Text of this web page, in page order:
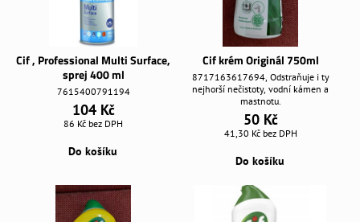
Cif , Professional Multi Surface,
sprej 400 ml
7615400791194
104 Kč
86 Kč bez DPH
Do košíku
Cif krém Originál 750ml
8717163617694, Odstraňuje i ty
nejhorší nečistoty, vodní kámen a
mastnotu.
50 Kč
41,30 Kč bez DPH
Do košíku